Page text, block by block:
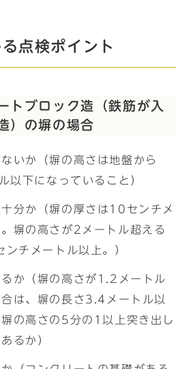
点検ポイント
トブロック造（鉄筋が入
）の塀の場合
いか（塀の高さは地盤から
以下になっていること）
分か（塀の厚さは10センチメ
塀の高さが2メートル超える
チメートル以上。）
か（塀の高さが1.2メートル
は、塀の長さ3.4メートル以
の高さの5分の1以上突き出し
るか）